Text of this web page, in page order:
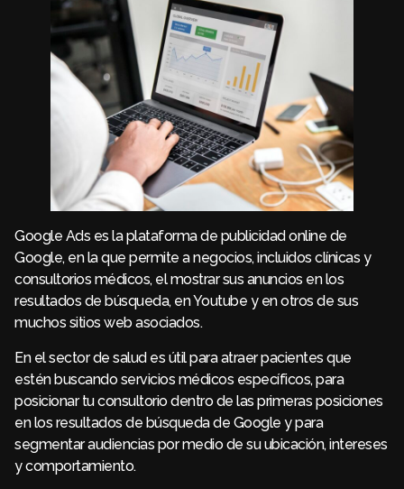
Google Ads es la plataforma de publicidad online de
Google, en la que permite a negocios, incluidos clínicas y
consultorios médicos, el mostrar sus anuncios en los
resultados de búsqueda, en Youtube y en otros de sus
muchos sitios web asociados.
En el sector de salud es útil para atraer pacientes que
estén buscando servicios médicos específicos, para
posicionar tu consultorio dentro de las primeras posiciones
en los resultados de búsqueda de Google y para
segmentar audiencias por medio de su ubicación, intereses
y comportamiento.